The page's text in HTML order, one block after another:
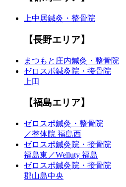
上中居鍼灸・整骨院
【長野エリア】
まつもと庄内鍼灸・整骨院
ゼロスポ鍼灸院・接骨院
上田
【福島エリア】
ゼロスポ鍼灸・整骨院
／整体院 福島西
ゼロスポ鍼灸院・接骨院
福島東／Welluty 福島
ゼロスポ鍼灸院・接骨院
郡山島中央